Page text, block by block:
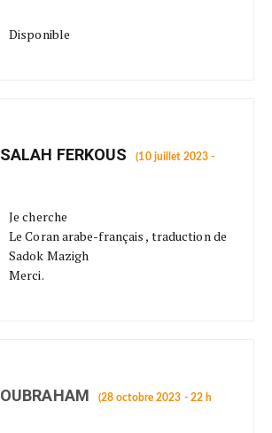
Disponible
SALAH FERKOUS (10 juillet 2023 -
Je cherche
Le Coran arabe-français , traduction de
Sadok Mazigh
Merci.
OUBRAHAM (28 octobre 2023 - 22 h